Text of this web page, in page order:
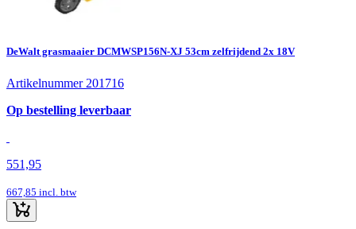
DeWalt grasmaaier DCMWSP156N-XJ 53cm zelfrijdend 2x 18V
Artikelnummer 201716
Op bestelling leverbaar
551,95
667,85 incl. btw